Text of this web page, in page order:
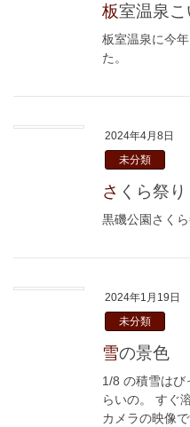
板室温泉
板室温泉に今
た。
2024年4月8日
未分類
さくら祭り
黒磯公園さく
2024年1月19日
未分類
雪の景色
1/8 の積雪は
らいの。 すぐ
カメラの映像